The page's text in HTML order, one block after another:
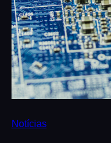
Notícias